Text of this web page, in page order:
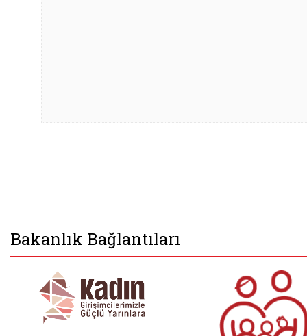
Bakanlık Bağlantıları